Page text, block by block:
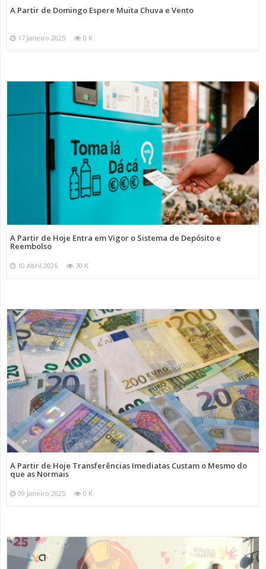
A Partir de Domingo Espere Muita Chuva e Vento
17 Janeiro 2025 0 K
A Partir de Hoje Entra em Vigor o Sistema de Depósito e
Reembolso
10 Abril 2026 70 K
A Partir de Hoje Transferências Imediatas Custam o Mesmo do
que as Normais
09 Janeiro 2025 0 K